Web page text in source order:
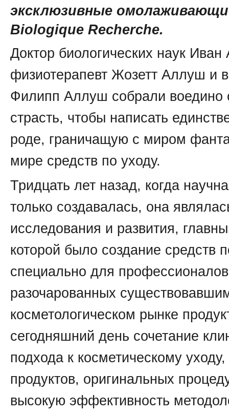
эксклюзивные
Biologique Recherche.
Доктор биологических наук
физиотерапевт Жозетт Аллуш и
Филипп Аллуш собрали воедино
страсть, чтобы написать
роде, граничащую с миром
мире средств по уходу.
Тридцать лет назад, когда
только создавалась, она
исследования и развития,
которой было создание средств
специально для
разочарованных
косметологическом рынке
сегодняшний день сочетание
подхода к косметическому
продуктов, оригинальных
высокую эффективность